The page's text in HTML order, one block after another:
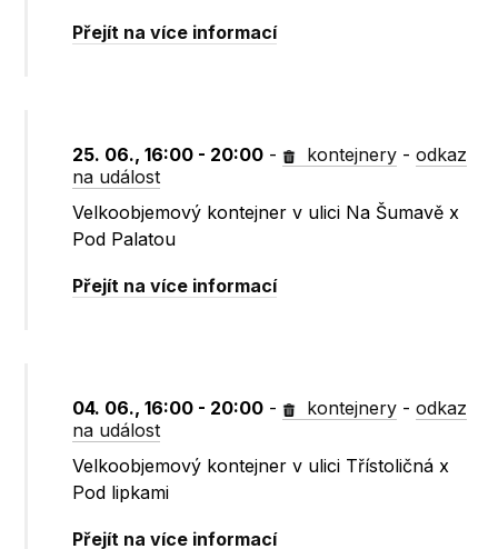
Přejít na více informací
25. 06., 16:00 - 20:00 - kontejnery -odkaz
na událost
Velkoobjemový kontejner v ulici Na Šumavě x
Pod Palatou
Přejít na více informací
04. 06., 16:00 - 20:00 - kontejnery -odkaz
na událost
Velkoobjemový kontejner v ulici Třístoličná x
Pod lipkami
Přejít na více informací